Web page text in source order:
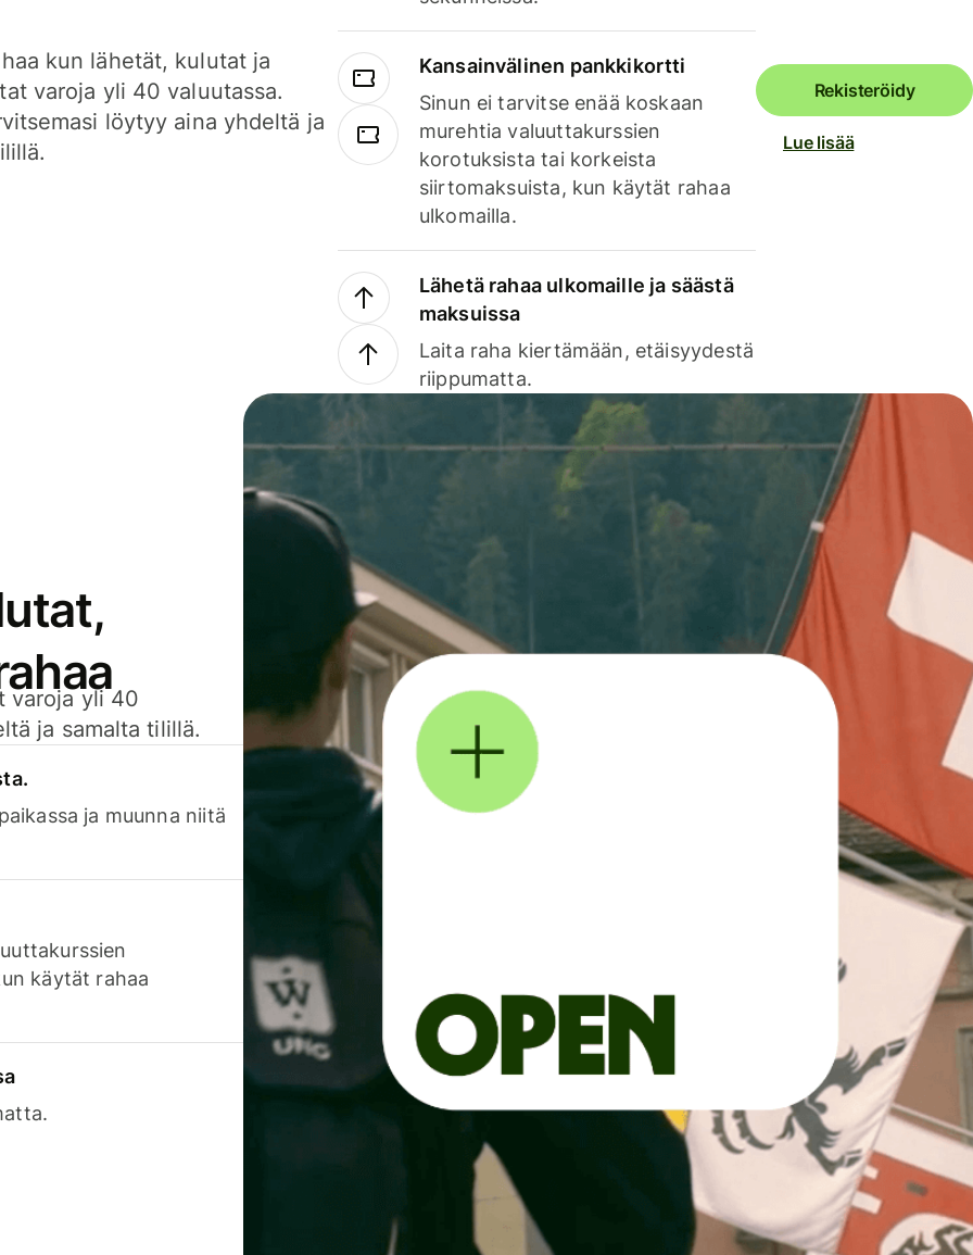
kun lähetät, kulutat ja
varoja yli 40 valuutassa.
löytyy aina yhdeltä ja
Kansainvälinen pankkikortti
Sinun ei tarvitse enää koskaan
murehtia valuuttakurssien
korotuksista tai korkeista
siirtomaksuista, kun käytät rahaa
ulkomailla.
Lähetä rahaa ulkomaille ja säästä
maksuissa
Laita raha kiertämään, etäisyydestä
riippumatta.
Rekisteröidy
Lue lisää
varoja yli 40
ja samalta tilillä.
ja muunna niitä
käytät rahaa